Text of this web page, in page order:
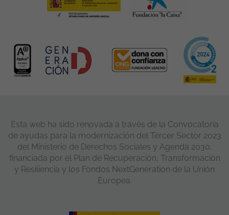
Esta web ha sido renovada a través de la Convocatoria
de ayudas para la modernización del Tercer Sector 2023
del Ministerio de Derechos Sociales y Agenda 2030,
financiada por el Plan de Recuperación, Transformación
y Resiliencia y los Fondos NextGeneration de la Unión
Europea.